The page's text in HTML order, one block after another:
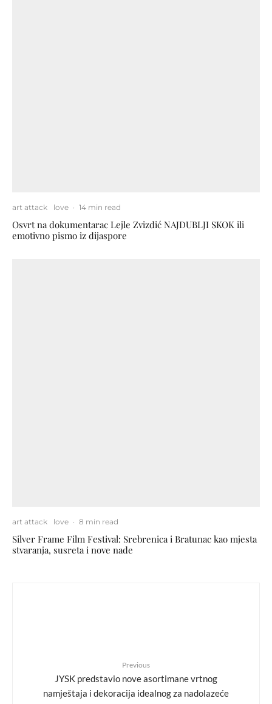
art attack love · 14 min read
Osvrt na dokumentarac Lejle Zvizdić NAJDUBLJI SKOK ili
emotivno pismo iz dijaspore
art attack love · 8 min read
Silver Frame Film Festival: Srebrenica i Bratunac kao mjesta
stvaranja, susreta i nove nade
Previous
JYSK predstavio nove asortimane vrtnog
namještaja i dekoracija idealnog za nadolazeće